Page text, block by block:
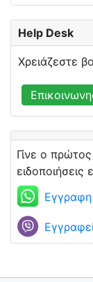
Help Desk
Χρειάζεστε
Γίνε ο